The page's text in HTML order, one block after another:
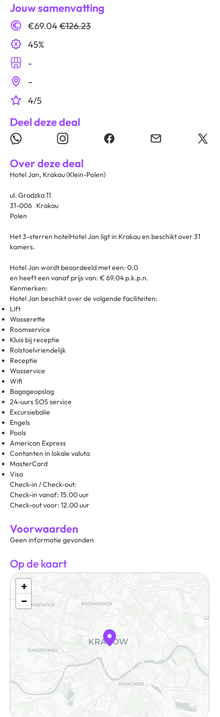
Jouw samenvatting
€69.04€126.23
45%
-
-
4/5
Deel deze deal
Over deze deal
Hotel Jan, Krakau (Klein-Polen)
ul. Grodzka 11
31-006 Krakau
Polen
Het 3-sterren hotelHotel Jan ligt in Krakau en beschikt over 31
kamers.
Hotel Jan wordt beoordeeld met een: 0.0
en heeft een vanaf prijs van: € 69.04 p.k.p.n.
Kenmerken:
Hotel Jan beschikt over de volgende faciliteiten:
Lift
Wasserette
Roomservice
Kluis bij receptie
Rolstoelvriendelijk
Receptie
Wasservice
Wifi
Bagageopslag
24-uurs SOS service
Excursiebalie
Engels
Pools
American Express
Contanten in lokale valuta
MasterCard
Visa
Check-in / Check-out:
Check-in vanaf: 15.00 uur
Check-out voor: 12.00 uur
Voorwaarden
Geen informatie gevonden
Op de kaart
+
−